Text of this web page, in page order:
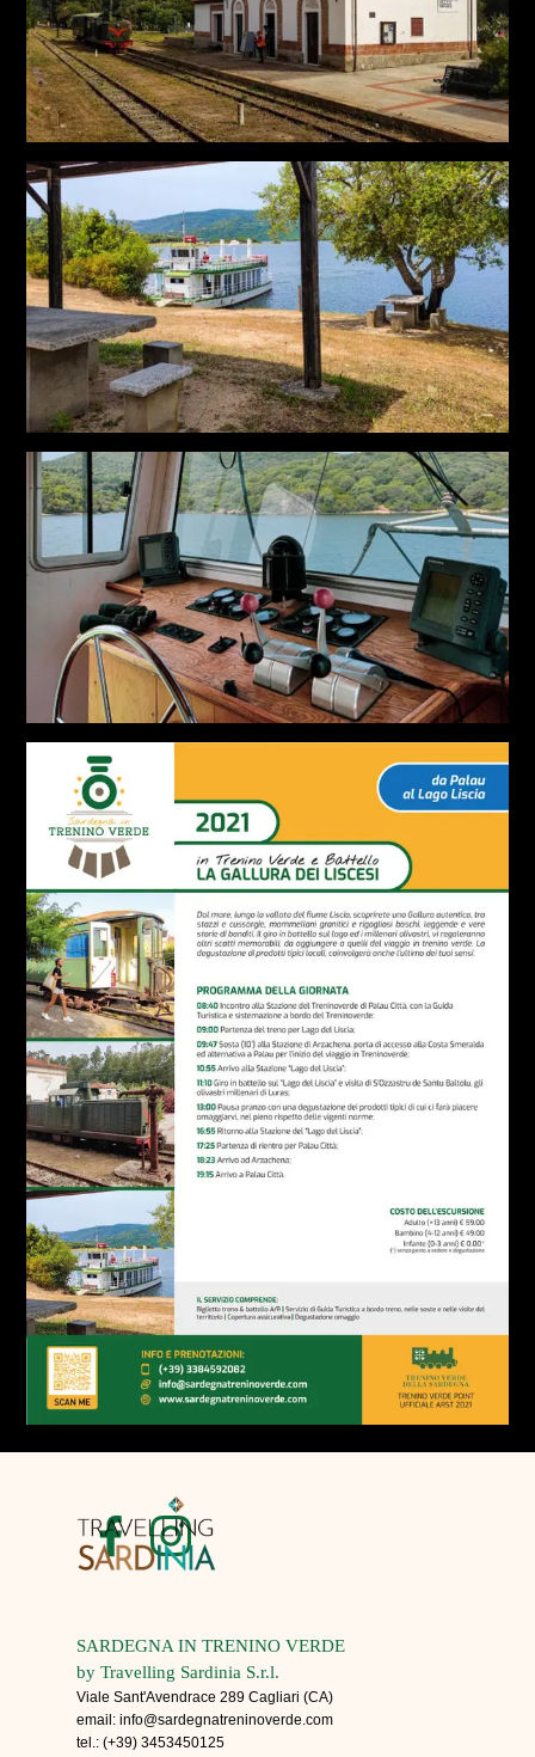
SARDEGNA IN TRENINO VERDE
by Travelling Sardinia S.r.l.
Viale Sant'Avendrace 289 Cagliari (CA)
email: info@sardegnatreninoverde.com
tel.: (+39) 3453450125